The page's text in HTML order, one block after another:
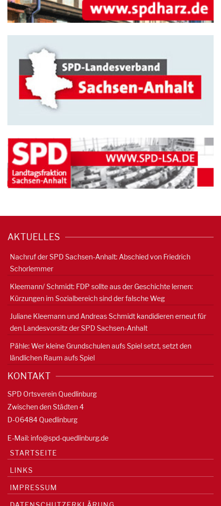
AKTUELLES
Nachruf der SPD Sachsen-Anhalt: Abschied von Friedrich
Schorlemmer
Kleemann/ Schmidt: FDP sollte aus der Geschichte lernen:
Kürzungen im Sozialbereich sind der falsche Weg
Juliane Kleemann und Andreas Schmidt kandidieren erneut für
den Landesvorsitz der SPD Sachsen-Anhalt
Pähle: Wer kleine Grundschulen aufs Spiel setzt, setzt den
ländlichen Raum aufs Spiel
KONTAKT
SPD Ortsverein Quedlinburg
Zwischen den Städten 4
D-06484 Quedlinburg
E-Mail: info@spd-quedlinburg.de
STARTSEITE
LINKS
IMPRESSUM